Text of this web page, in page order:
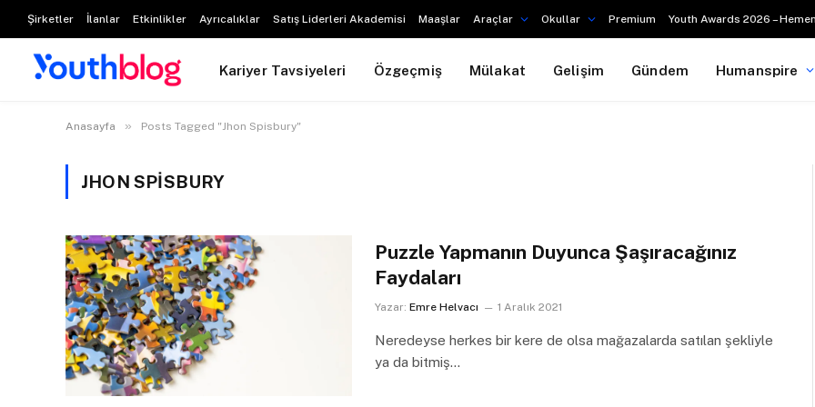
Şirketler İlanlar Etkinlikler Ayrıcalıklar Satış Liderleri Akademisi Maaşlar Araçlar Okullar Premium Youth Awards 2026 –
Kariyer Tavsiyeleri Özgeçmiş Mülakat Gelişim Gündem Humanspire
Anasayfa » Posts Tagged "Jhon Spisbury"
JHON SPISBURY
Puzzle Yapmanın Duyunca Şaşıracağınız
Faydaları
Yazar: Emre Helvacı 1 Aralık 2021
Neredeyse herkes bir kere de olsa mağazalarda satılan şekliyle
ya da bitmiş…